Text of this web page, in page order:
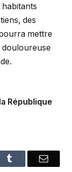
habitants
des
mettre
douloureuse
République
Tumblr Email